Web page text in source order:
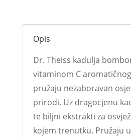
Opis
Dr. Theiss kadulja
vitaminom C
pružaju nezaboravan
prirodi. Uz dragocjenu
te biljni ekstrakti za
kojem trenutku. Pružaju